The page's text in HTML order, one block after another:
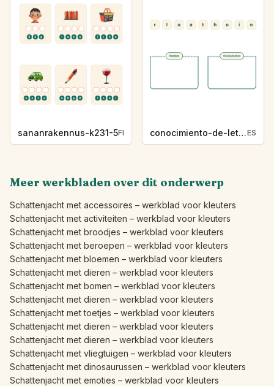
sananrakennus-k231-5FI conocimiento-de-letras-k230-5ES
Meer werkbladen over dit onderwerp
Schattenjacht met accessoires – werkblad voor kleuters
Schattenjacht met activiteiten – werkblad voor kleuters
Schattenjacht met broodjes – werkblad voor kleuters
Schattenjacht met beroepen – werkblad voor kleuters
Schattenjacht met bloemen – werkblad voor kleuters
Schattenjacht met dieren – werkblad voor kleuters
Schattenjacht met bomen – werkblad voor kleuters
Schattenjacht met dieren – werkblad voor kleuters
Schattenjacht met toetjes – werkblad voor kleuters
Schattenjacht met dieren – werkblad voor kleuters
Schattenjacht met dieren – werkblad voor kleuters
Schattenjacht met vliegtuigen – werkblad voor kleuters
Schattenjacht met dinosaurussen – werkblad voor kleuters
Schattenjacht met emoties – werkblad voor kleuters